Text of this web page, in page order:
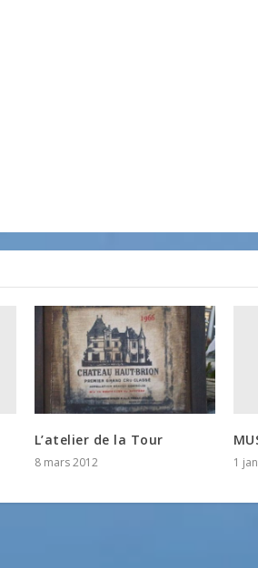
L’atelier de la Tour
8 mars 2012 1